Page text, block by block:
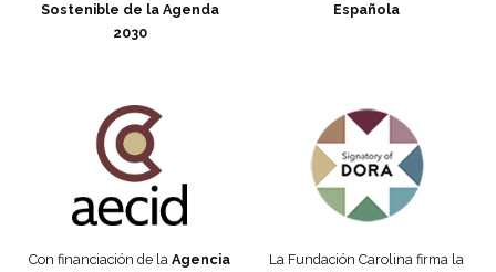
Sostenible de la Agenda
2030
Española
Con financiación de la Agencia
La Fundación Carolina firma la